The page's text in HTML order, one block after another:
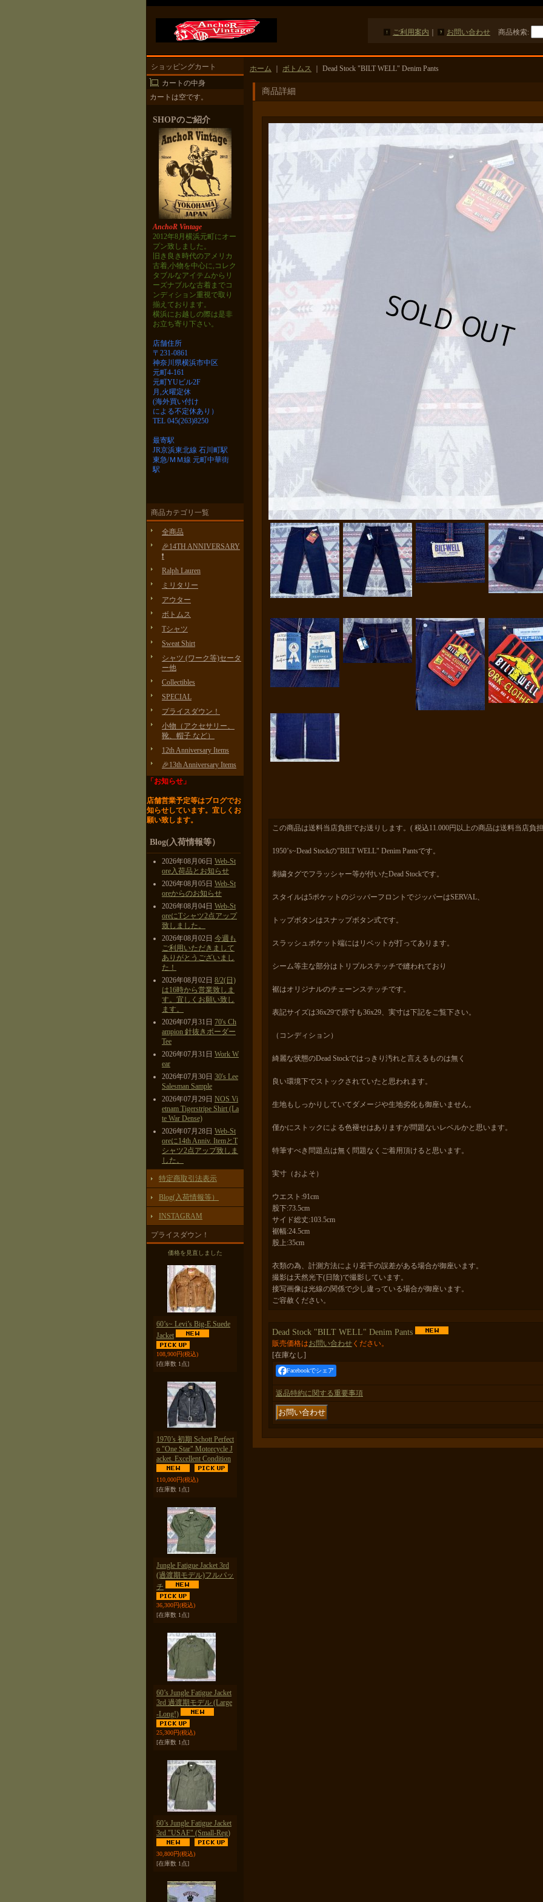
ご利用案内 お問い合わせ 商品検索:
ショッピングカート
カートの中身
カートは空です。
SHOPのご紹介
AnchoR Vintage
2012年8月横浜元町にオー
プン致しました。
旧き良き時代のアメリカ
古着,小物を中心に,コレク
タブルなアイテムから リ
ーズナブルな古着までコ
ンディション重視で取り
揃えております。
横浜にお越しの際は是非
お立ち寄り下さい。
店舗住所
〒231-0861
神奈川県横浜市中区
元町4-161
元町YUビル2F
月,火曜定休
(海外買い付け
による不定休あり）
TEL 045(263)8250
最寄駅
JR京浜東北線 石川町駅
東急/ＭＭ線 元町中華街
駅
商品カテゴリ一覧
全商品
🎉14TH ANNIVERSARY
❗️
Ralph Lauren
ミリタリー
アウター
ボトムス
Tシャツ
Sweat Shirt
シャツ (ワーク等)セータ
ー他
Collectibles
SPECIAL
プライスダウン！
小物（アクセサリー、
靴、帽子 など）
12th Anniversary Items
🎉13th Anniversary Items
「お知らせ」
店舗営業予定等はブログでお
知らせしています。 宜しくお
願い致します。
Blog(入荷情報等）
2026年08月06日 Web-St
ore入荷品とお知らせ
2026年08月05日 Web-St
oreからのお知らせ
2026年08月04日 Web-St
oreにTシャツ2点アップ
致しました。
2026年08月02日 今週も
ご利用いただきまして
ありがとうございまし
た！
2026年08月02日 8/2(日)
は16時から営業致しま
す。宜しくお願い致し
ます。
2026年07月31日 70's Ch
ampion 針抜きボーダー
Tee
2026年07月31日 Work W
ear
2026年07月30日 30's Lee
Salesman Sample
2026年07月29日 NOS Vi
etnam Tigerstripe Shirt (La
te War Dense)
2026年07月28日 Web-St
oreに14th Anniv. ItemとT
シャツ2点アップ致しま
した。
特定商取引法表示
Blog(入荷情報等）
INSTAGRAM
プライスダウン！
価格を見直しました
60’s~ Levi’s Big-E Suede
Jacket
108,900円(税込)
[在庫数 1点]
1970’s 初期 Schott Perfect
o "One Star" Motorcycle J
acket. Excellent Condition
110,000円(税込)
[在庫数 1点]
Jungle Fatigue Jacket 3rd
(過渡期モデル)フルパッ
チ
36,300円(税込)
[在庫数 1点]
60’s Jungle Fatigue Jacket
3rd 過渡期モデル (Large
-Long!)
25,300円(税込)
[在庫数 1点]
60’s Jungle Fatigue Jacket
3rd "USAF" (Small-Reg)
30,800円(税込)
[在庫数 1点]
ホーム ボトムス Dead Stock "BILT WELL" Denim Pants
商品詳細
この商品は送料当店負担でお送りします。( 税込11.000円以上の商品は送料当店負
1950’s~Dead Stockの"BILT WELL" Denim Pantsです。
刺繍タグでフラッシャー等が付いたDead Stockです。
スタイルは5ポケットのジッパーフロントでジッパーはSERVAL、
トップボタンはスナップボタン式です。
スラッシュポケット端にはリベットが打ってあります。
シーム等主な部分はトリプルステッチで縫われており
裾はオリジナルのチェーンステッチです。
表記サイズは36x29で原寸も36x29、実寸は下記をご覧下さい。
（コンディション）
綺麗な状態のDead Stockではっきり汚れと言えるものは無く
良い環境下でストックされていたと思われます。
生地もしっかりしていてダメージや生地劣化も御座いません。
僅かにストックによる色褪せはありますが問題ないレベルかと思います。
特筆すべき問題点は無く問題なくご着用頂けると思います。
実寸（およそ）
ウエスト:91cm
股下:73.5cm
サイド総丈:103.5cm
裾幅:24.5cm
股上:35cm
衣類の為、計測方法により若干の誤差がある場合が御座います。
撮影は天然光下(日陰)で撮影しています。
接写画像は光線の関係で少し違っている場合が御座います。
ご容赦ください。
Dead Stock "BILT WELL" Denim Pants
販売価格はお問い合わせ ください。
[在庫なし]
Facebookでシェア
返品特約に関する重要事項